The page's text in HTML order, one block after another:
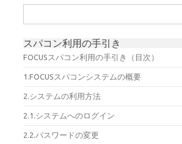
索:
スパコン利用の手引き
FOCUSスパコン利用の手引き（目次）
1.FOCUSスパコンシステムの概要
2.システムの利用方法
2.1.システムへのログイン
2.2.パスワードの変更